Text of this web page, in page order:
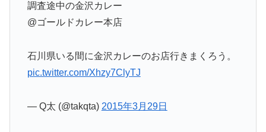
調査途中の金沢カレー
@ゴールドカレー本店
石川県いる間に金沢カレーのお店行きまくろう。
pic.twitter.com/Xhzy7ClyTJ
— Q太 (@takqta) 2015年3月29日